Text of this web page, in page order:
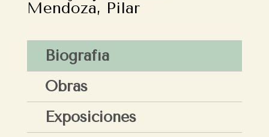
Mendoza, Pilar
Biografía
Obras
Exposiciones